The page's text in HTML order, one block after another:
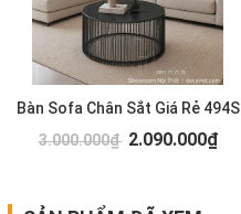
Bàn Sofa Chân Sắt Giá Rẻ 494S
3.000.000₫ 2.090.000₫